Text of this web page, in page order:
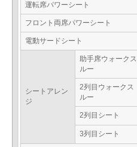
運転席パワーシート
フロント両席パワーシート
電動サードシート
シートアレン
ジ
助手席ウォークス
ルー
2列目ウォークス
ルー
2列目シート
3列目シート